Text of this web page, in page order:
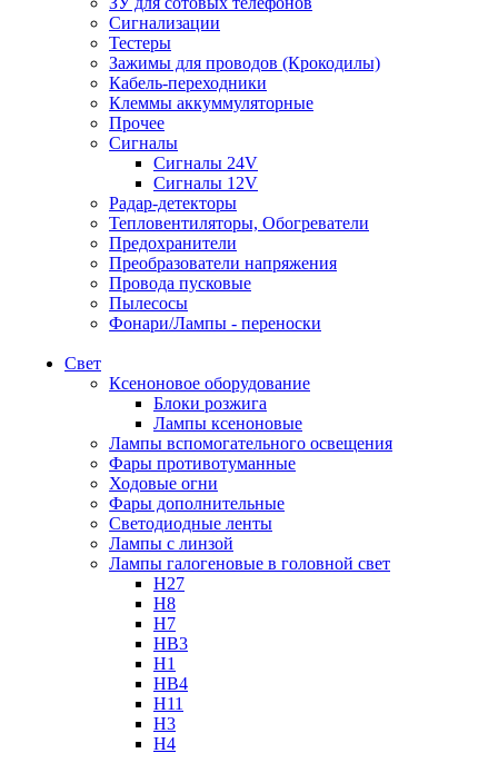
Сигнализации
Тестеры
Зажимы для проводов (Крокодилы)
Кабель-переходники
Клеммы аккуммуляторные
Прочее
Сигналы
Сигналы 24V
Сигналы 12V
Радар-детекторы
Тепловентиляторы, Обогреватели
Предохранители
Преобразователи напряжения
Провода пусковые
Пылесосы
Фонари/Лампы - переноски
Свет
Ксеноновое оборудование
Блоки розжига
Лампы ксеноновые
Лампы вспомогательного освещения
Фары противотуманные
Ходовые огни
Фары дополнительные
Светодиодные ленты
Лампы с линзой
Лампы галогеновые в головной свет
H27
H8
H7
HB3
H1
HB4
H11
H3
H4